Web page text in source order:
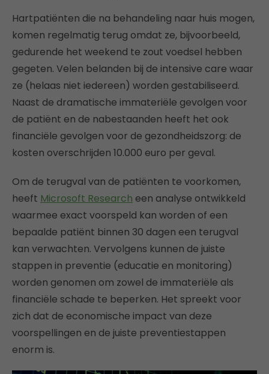
Hartpatiënten die na behandeling naar huis mogen,
komen regelmatig terug omdat ze, bijvoorbeeld,
gedurende het weekend te zout voedsel hebben
gegeten. Velen belanden bij de intensive care waar
ze (helaas niet iedereen) worden gestabiliseerd.
Naast de dramatische immateriële gevolgen voor
de patiënt en de nabestaanden heeft het ook
financiële gevolgen voor de gezondheidszorg: de
kosten overschrijden 10.000 euro per geval.
Om de terugval van de patiënten te voorkomen,
heeft Microsoft Research een analyse ontwikkeld
waarmee exact voorspeld kan worden of een
bepaalde patiënt binnen 30 dagen een terugval
kan verwachten. Vervolgens kunnen de juiste
stappen in preventie (educatie en monitoring)
worden genomen om zowel de immateriële als
financiële schade te beperken. Het spreekt voor
zich dat de economische impact van deze
voorspellingen en de juiste preventiestappen
enorm is.